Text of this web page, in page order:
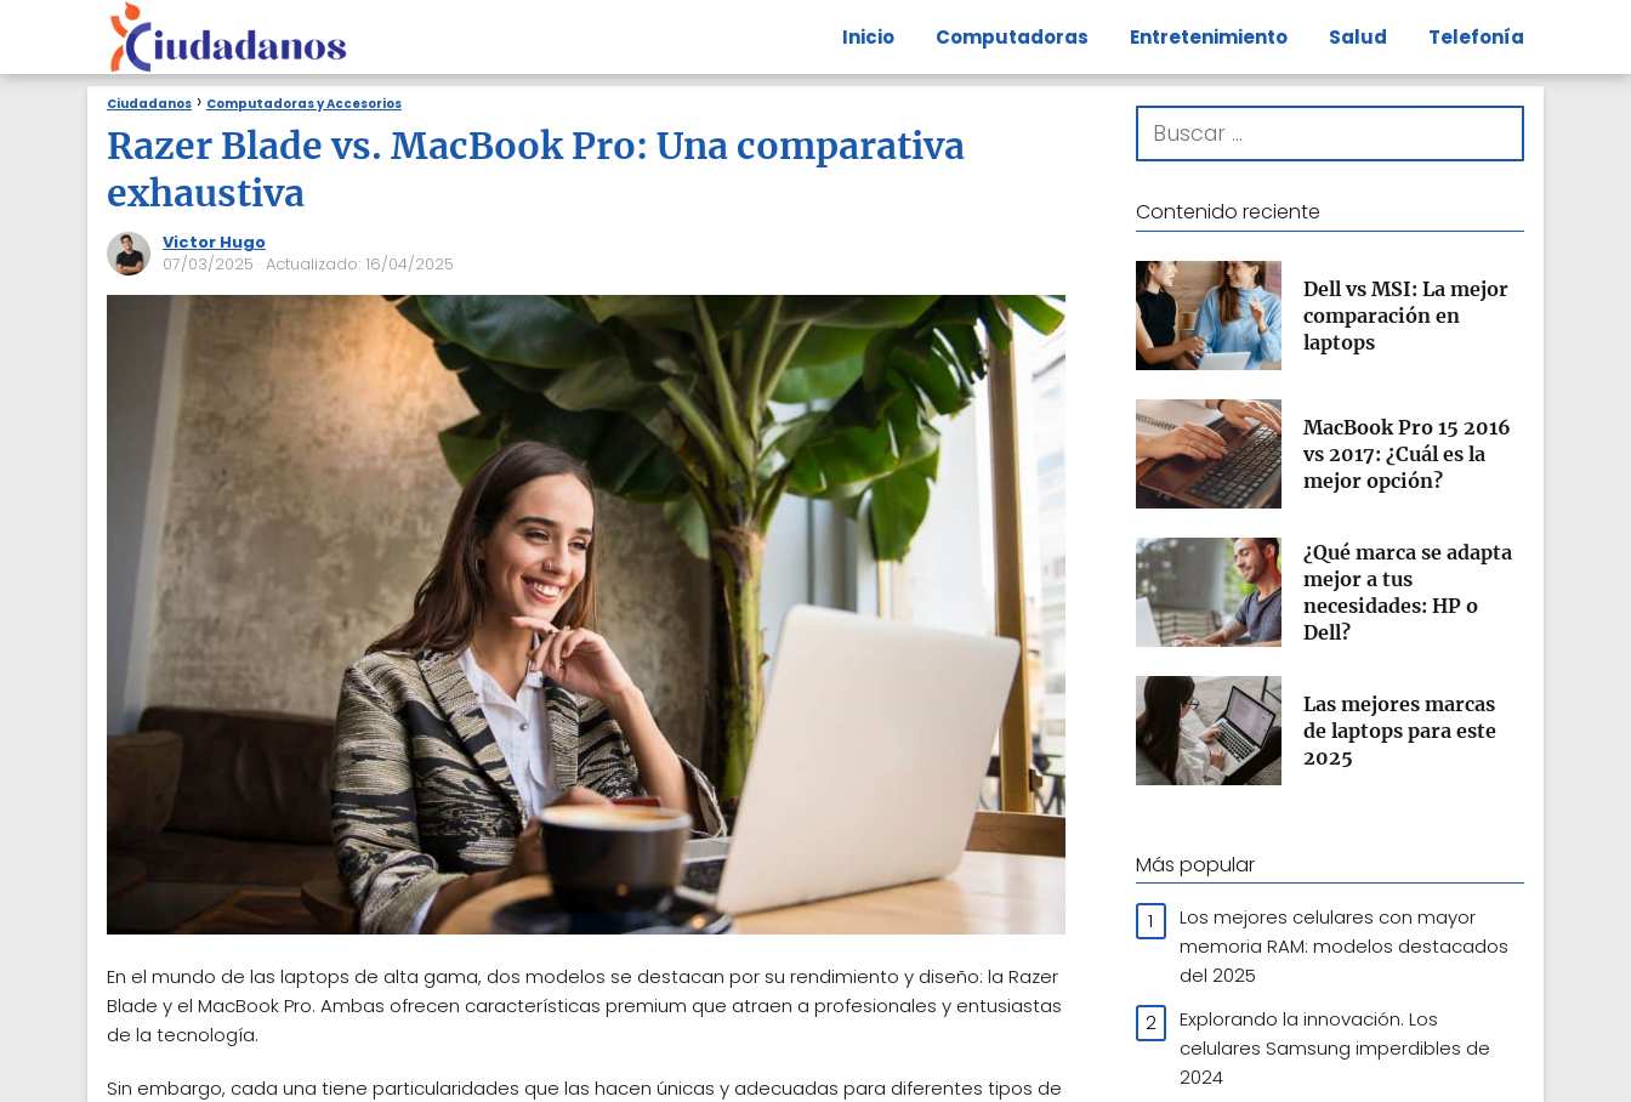
Inicio Computadoras Entretenimiento Salud Telefonía
Ciudadanos Computadoras y Accesorios
Razer Blade vs. MacBook Pro: Una comparativa
exhaustiva
Victor Hugo
07/03/2025 · Actualizado: 16/04/2025
En el mundo de las laptops de alta gama, dos modelos se destacan por su rendimiento y diseño: la Razer
Blade y el MacBook Pro. Ambas ofrecen características premium que atraen a profesionales y entusiastas
de la tecnología.
Sin embargo, cada una tiene particularidades que las hacen únicas y adecuadas para diferentes tipos de
Contenido reciente
Dell vs MSI: La mejor
comparación en
laptops
MacBook Pro 15 2016
vs 2017: ¿Cuál es la
mejor opción?
¿Qué marca se adapta
mejor a tus
necesidades: HP o
Dell?
Las mejores marcas
de laptops para este
2025
Más popular
Los mejores celulares con mayor
memoria RAM: modelos destacados
del 2025
Explorando la innovación. Los
celulares Samsung imperdibles de
2024